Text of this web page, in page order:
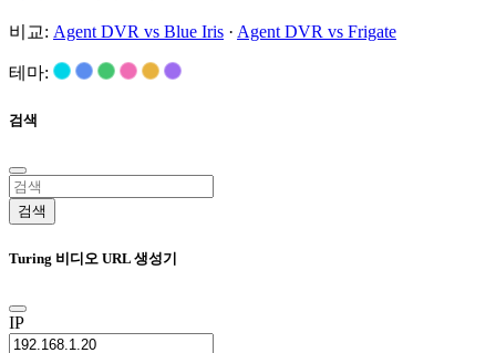
비교: Agent DVR vs Blue Iris · Agent DVR vs Frigate
테마:
검색
검색
Turing 비디오 URL 생성기
IP